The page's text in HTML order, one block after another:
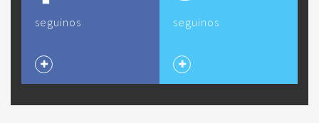
seguinos seguinos